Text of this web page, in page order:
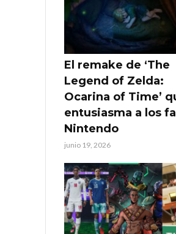
El remake de ‘The
Legend of Zelda:
Ocarina of Time’
entusiasma a los
Nintendo
junio 19, 2026